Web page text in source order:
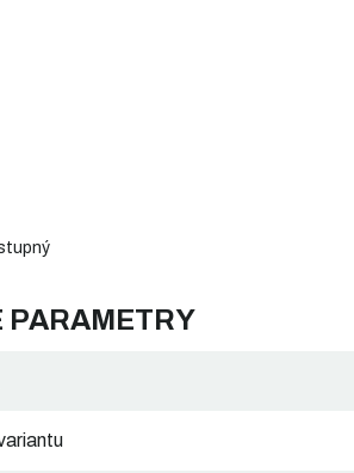
PARAMETRY